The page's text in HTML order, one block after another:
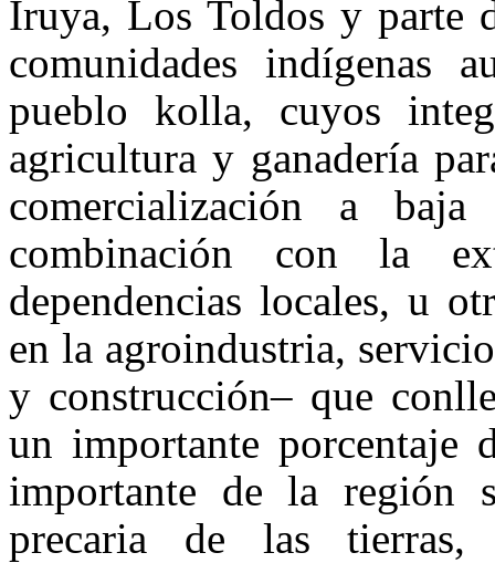
Iruya, Los Toldos y parte
comunidades indígenas
pueblo kolla, cuyos
agricultura y ganadería
comercialización a
combinación con la
dependencias locales, u
en la agroindustria,
y construcción– que
un importante porcentaje
importante de la región
precaria de las